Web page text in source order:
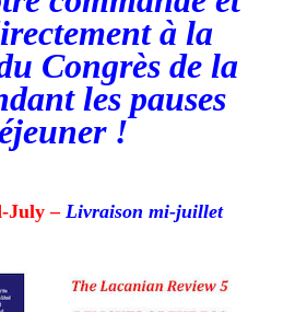
à la
Congrès de la
les pauses
!
July – Livraison mi-juillet